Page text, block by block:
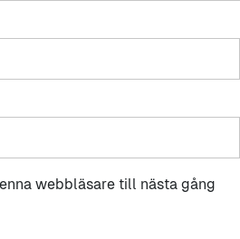
webbläsare till nästa gång